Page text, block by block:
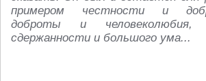
примером честности и
доброты и человеколюбия,
сдержанности и большого ума...